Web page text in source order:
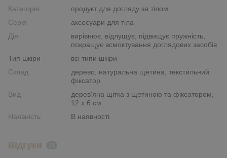
Категорія
продукт для догляду за тілом
Серія
аксесуари для тіла
Дія
вирівнює, відлущує, підвищує пружність,
покращує всмоктування доглядових засобів
Тип шкіри
всі типи шкіри
Склад
дерево, натуральна щетина, текстильний
фіксатор
Вид
дерев'яна щітка з щетиною та фіксатором,
12 х 6 см
Наявність
В наявності
Відгуки